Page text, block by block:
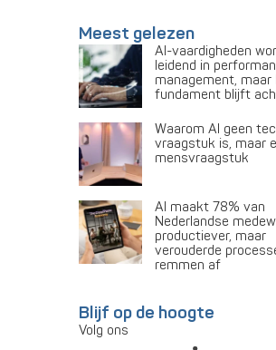
Meest gelezen
AI-vaardigheden
leidend in
management, maar
fundament blijft
Waarom AI geen
vraagstuk is, maar
mensvraagstuk
AI maakt 78% van
Nederlandse
productiever, maar
verouderde
remmen af
Blijf op de hoogte
Volg ons